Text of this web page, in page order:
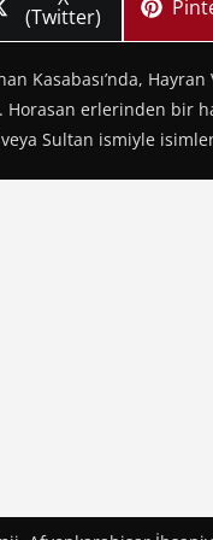
on
(Twitter)
Kasabası’nda,
Horasan erlerinden bir
Sultan ismiyle